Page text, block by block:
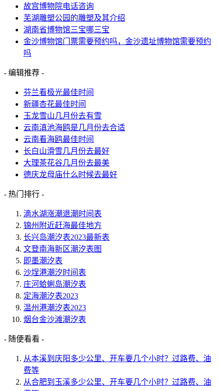
故宫博物院电话咨询
芜湖雕塑公园的雕塑及其介绍
湖南省博物馆三宝哪三宝
金沙博物馆门票需要预约吗，金沙遗址博物馆需要预约
吗
- 编辑推荐 -
芬兰看极光最佳时间
新疆杏花最佳时间
玉龙雪山几月份去有雪
云南滇池海鸥是几月份去合适
云南看海鸥最佳时间
长白山滑雪几月份去最好
大理茶花谷几月份去最美
德庆龙母庙什么时候去最好
- 热门排行 -
滴水湖涨潮退潮时间表
锦州附近赶海最佳地方
长兴岛潮汐表2023最新表
文登南海新区潮汐表图
即墨潮汐表
沙埕港潮汐时间表
庄河蛤蜊岛潮汐表
定海潮汐表2023
温州港潮汐表2023
烟台金沙滩潮汐表
- 随便看看 -
从本溪到庆阳多少公里、开车要几个小时？过路费、油
费等
从合肥到玉溪多少公里、开车要几个小时？过路费、油